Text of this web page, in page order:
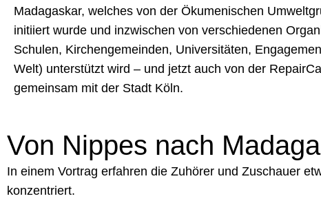
Madagaskar, welches von der Ökumenischen
initiiert wurde und inzwischen von verschiedenen
Schulen, Kirchengemeinden, Universitäten,
Welt) unterstützt wird – und jetzt auch von der
gemeinsam mit der Stadt Köln.
Von Nippes nach
In einem Vortrag erfahren die Zuhörer und Zuschauer
konzentriert.